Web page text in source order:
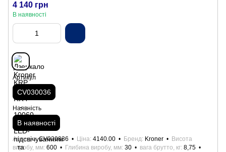
4 140 грн
В наявності
Артикул
CV030036
Наявність
В наявності
Артикул CV030036 Ціна 4140.00 Бренд Kroner
Висота
виробу, мм 600 Глибина виробу, мм 30 вага брутто, кг 8,75